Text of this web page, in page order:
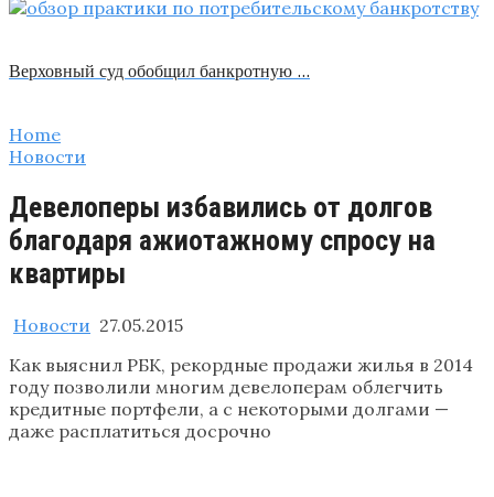
Верховный суд обобщил банкротную …
Home
Новости
Девелоперы избавились от долгов
благодаря ажиотажному спросу на
квартиры
Новости 27.05.2015
Как выяснил РБК, рекордные продажи жилья в 2014
году позволили многим девелоперам облегчить
кредитные портфели, а с некоторыми долгами —
даже расплатиться досрочно